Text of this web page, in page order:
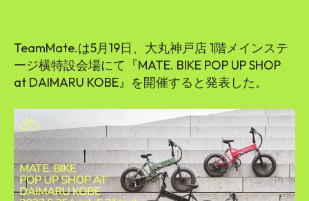
TeamMate.は5月19日、大丸神戸店 1階メインステ
ージ横特設会場にて『MATE. BIKE POP UP SHOP
at DAIMARU KOBE』を開催すると発表した。